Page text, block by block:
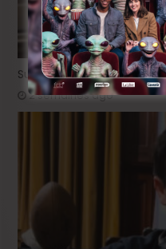
Sur le tournage de «
2 semaines ago